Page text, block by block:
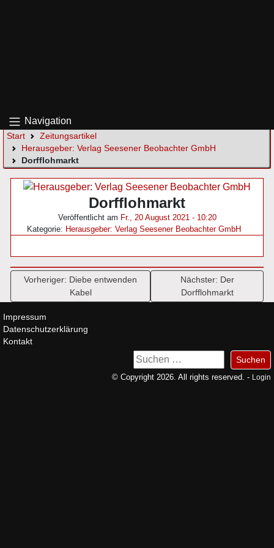
Navigation
Start
Zeitungsartikel
Herausgeber: Verlag Seesener Beobachter GmbH
Dorfflohmarkt
Dorfflohmarkt
Veröffentlicht am Fr., 20 August 2021 - 10:20
Kategorie: Herausgeber: Verlag Seesener Beobachter GmbH
Beitragsnavigation
Vorheriger: Diebe entwenden
Kabel
Nächster: Der
Dorfflohmarkt
Impressum
Datenschutzerklärung
Kontakt
Suchen
nach:
© Copyright 2026. All rights reserved. - Login